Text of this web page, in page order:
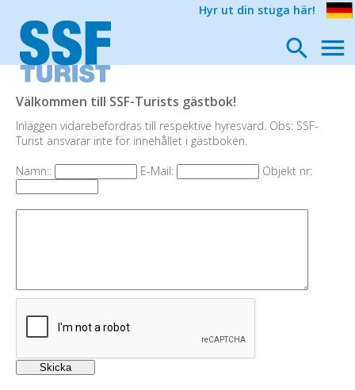
Hyr ut din stuga här!
Välkommen till SSF-Turists gästbok!
Inläggen vidarebefordras till respektive hyresvärd. Obs: SSF-
Turist ansvarar inte för innehållet i gästboken.
Namn::
E-Mail: Objekt nr: